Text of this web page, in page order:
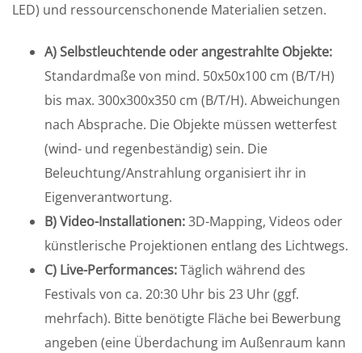
LED) und ressourcenschonende Materialien setzen.
A) Selbstleuchtende oder angestrahlte Objekte:
Standardmaße von mind. 50x50x100 cm (B/T/H)
bis max. 300x300x350 cm (B/T/H). Abweichungen
nach Absprache. Die Objekte müssen wetterfest
(wind- und regenbeständig) sein. Die
Beleuchtung/Anstrahlung organisiert ihr in
Eigenverantwortung.
B) Video-Installationen:3D-Mapping, Videos oder
künstlerische Projektionen entlang des Lichtwegs.
C) Live-Performances:Täglich während des
Festivals von ca. 20:30 Uhr bis 23 Uhr (ggf.
mehrfach). Bitte benötigte Fläche bei Bewerbung
angeben (eine Überdachung im Außenraum kann